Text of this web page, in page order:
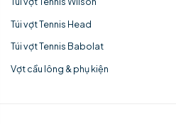
Túi vợt Tennis Head
Túi vợt Tennis Babolat
Vợt cầu lông & phụ kiện